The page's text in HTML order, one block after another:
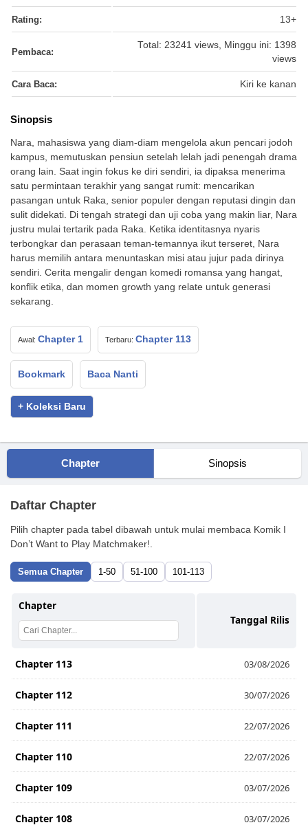
Rating: 13+
Pembaca:
Total: 23241 views, Minggu ini: 1398
views
Cara Baca: Kiri ke kanan
Sinopsis
Nara, mahasiswa yang diam-diam mengelola akun pencari jodoh
kampus, memutuskan pensiun setelah lelah jadi penengah drama
orang lain. Saat ingin fokus ke diri sendiri, ia dipaksa menerima
satu permintaan terakhir yang sangat rumit: mencarikan
pasangan untuk Raka, senior populer dengan reputasi dingin dan
sulit didekati. Di tengah strategi dan uji coba yang makin liar, Nara
justru mulai tertarik pada Raka. Ketika identitasnya nyaris
terbongkar dan perasaan teman-temannya ikut terseret, Nara
harus memilih antara menuntaskan misi atau jujur pada dirinya
sendiri. Cerita mengalir dengan komedi romansa yang hangat,
konflik etika, dan momen growth yang relate untuk generasi
sekarang.
Awal: Chapter 1 Terbaru: Chapter 113
Bookmark Baca Nanti
+ Koleksi Baru
Chapter Sinopsis
Daftar Chapter
Pilih chapter pada tabel dibawah untuk mulai membaca Komik I
Don’t Want to Play Matchmaker!.
Semua Chapter 1-50 51-100 101-113
Chapter
Tanggal Rilis
Chapter 113 03/08/2026
Chapter 112 30/07/2026
Chapter 111 22/07/2026
Chapter 110 22/07/2026
Chapter 109 03/07/2026
Chapter 108 03/07/2026